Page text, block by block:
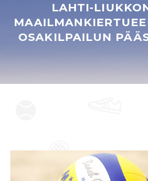
LAHTI-
OSAKILPAILUN